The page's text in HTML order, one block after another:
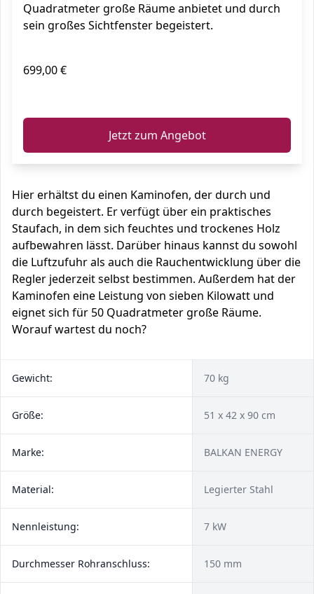
Quadratmeter große Räume anbietet und durch
sein großes Sichtfenster begeistert.
699,00 €
Jetzt zum Angebot
Hier erhältst du einen Kaminofen, der durch und
durch begeistert. Er verfügt über ein praktisches
Staufach, in dem sich feuchtes und trockenes Holz
aufbewahren lässt. Darüber hinaus kannst du sowohl
die Luftzufuhr als auch die Rauchentwicklung über die
Regler jederzeit selbst bestimmen. Außerdem hat der
Kaminofen eine Leistung von sieben Kilowatt und
eignet sich für 50 Quadratmeter große Räume.
Worauf wartest du noch?
Gewicht: 70 kg
Größe: 51 x 42 x 90 cm
Marke: BALKAN ENERGY
Material: Legierter Stahl
Nennleistung: 7 kW
Durchmesser Rohranschluss: 150 mm